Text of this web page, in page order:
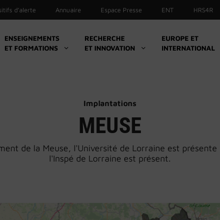
d’alerte Annuaire Espace Presse ENT HRS4R
La boutique UL
ENSEIGNEMENTS
ET FORMATIONS
RECHERCHE
ET INNOVATION
EUROPE ET
INTERNATIONAL
Implantations
MEUSE
de la Meuse, l'Université de Lorraine est
l'Inspé de Lorraine est présent.